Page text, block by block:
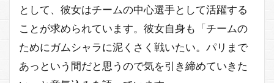
として、彼女はチームの中心選手として活躍する
ことが求められています。彼女自身も「チームの
ためにガムシャラに泥くさく戦いたい。パリまで
あっという間だと思うので気を引き締めていきた